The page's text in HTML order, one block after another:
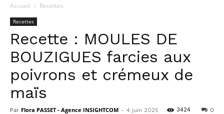
Accueil Recettes
Recettes
Recette : MOULES DE
BOUZIGUES farcies aux
poivrons et crémeux de
maïs
Par Flora PASSET - Agence INSIGHTCOM - 4 juin 2025 0
3424